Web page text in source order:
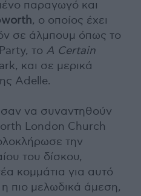
παραγωγό και
, ο οποίος έχει
σε άλμπουμ όπως το
το A Certain
και σε μερικά
Adelle.
να συναντηθούν
London Church
την
του δίσκου,
κομμάτια για αυτό
η πιο μελωδικά άμεση,